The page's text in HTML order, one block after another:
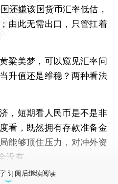
还嫌该国货币汇率低估，
由此无需出口，只管扛着
美梦，可以窥见汇率问
升值还是维稳？两种看法
短期看人民币是不是非
看，既然拥有存款准备金
能够顶住压力，对冲外资
没有。
订阅后继续阅读